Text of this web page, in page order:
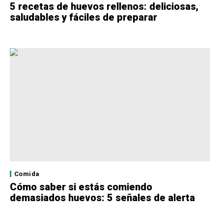
5 recetas de huevos rellenos: deliciosas,
saludables y fáciles de preparar
Comida
Cómo saber si estás comiendo
demasiados huevos: 5 señales de alerta